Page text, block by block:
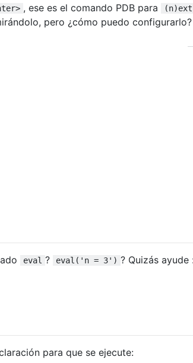
, ese es el comando PDB para (n)ext
pero ¿cómo puedo configurarlo?
eval ? eval('n = 3') ? Quizás ayude
para que se ejecute: